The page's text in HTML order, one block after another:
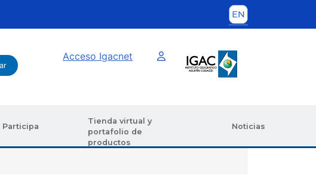
Acceso Igacnet Imagen interna
Participa
Tienda virtual y
portafolio de
productos
Noticias